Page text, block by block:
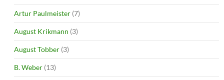
Artur Paulmeister (7)
August Krikmann (3)
August Tobber (3)
B. Weber (13)